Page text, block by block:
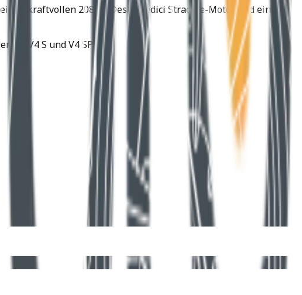
kraftvollen 208 PS Desmosedici Stradale-Motor und ein
V4 S und V4 SP2.